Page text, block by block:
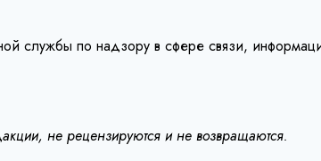
службы по надзору в сфере связи,
не рецензируются и не возвращаются.